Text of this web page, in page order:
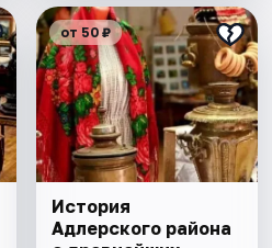
от 50 ₽
История
Адлерского района